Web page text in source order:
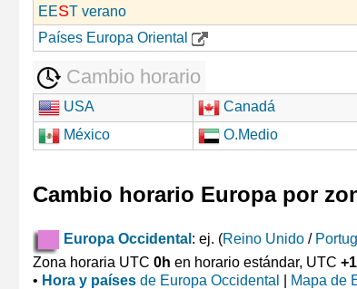
EEST verano
Países Europa Oriental
Cambio horario
USA Canadá
México
O.Medio
Cambio horario Europa por
Europa Occidental : ej. (Reino Unido /
Zona horaria UTC 0h en horario estándar, UTC
• Hora y países de Europa Occidental Mapa de